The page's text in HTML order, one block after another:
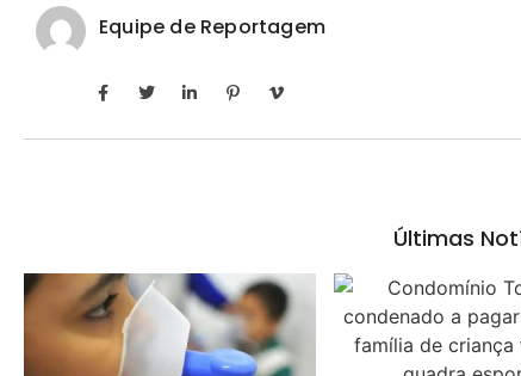
Equipe de Reportagem
Últimas